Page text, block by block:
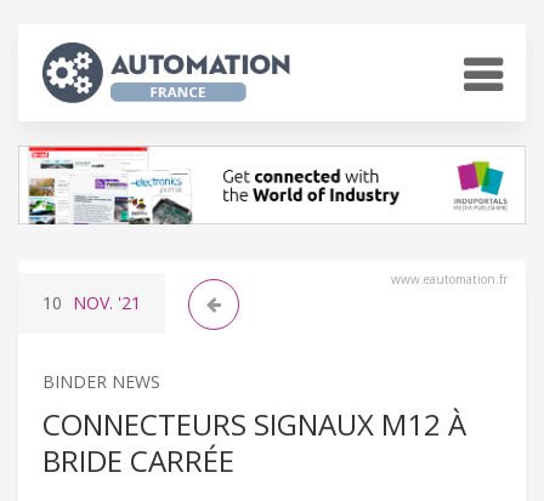
www.eautomation.fr
10 NOV. '21
BINDER NEWS
CONNECTEURS SIGNAUX M12 À
BRIDE CARRÉE